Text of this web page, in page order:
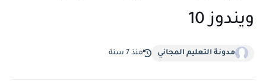
ويندوز 10
مدونة التعليم المجاني منذ 7 سنة